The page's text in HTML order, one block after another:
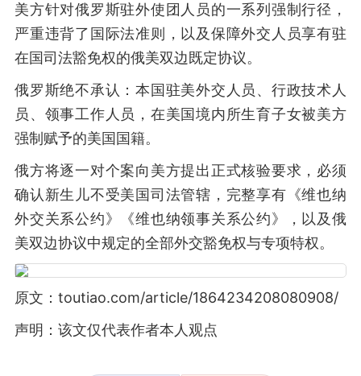
美方针对俄罗斯驻外使团人员的一系列强制行径，
严重违背了国际法准则，以及保障外交人员享有驻
在国司法豁免权的俄美双边既定协议。
俄罗斯绝不承认：本国驻美外交人员、行政技术人
员、领事工作人员，在美国境内所生育子女被美方
强制赋予的美国国籍。
俄方将逐一对个案向美方提出正式核验要求，必须
确认新生儿不受美国司法管辖，完整享有《维也纳
外交关系公约》《维也纳领事关系公约》，以及俄
美双边协议中规定的全部外交豁免权与专项特权。
原文：toutiao.com/article/1864234208080908/
声明：该文仅代表作者本人观点